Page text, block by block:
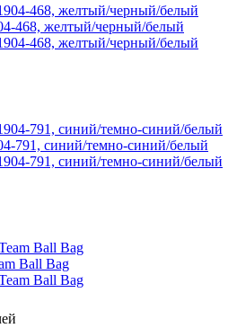
468, желтый/черный/белый
791, синий/темно-синий/белый
Ball Bag